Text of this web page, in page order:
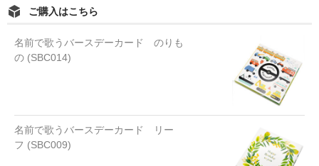
お問い合わせ
ご購入はこちら
名前で歌うバースデーカード のりも
の (SBC014)
名前で歌うバースデーカード リー
フ (SBC009)